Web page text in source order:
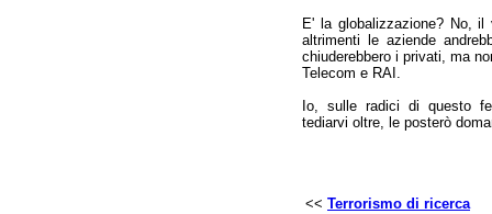
E' la globalizzazione? No,
altrimenti le aziende
chiuderebbero i privati, ma
Telecom e RAI.
Io, sulle radici di questo
tediarvi oltre, le posterò
<< Terrorismo di ricerca